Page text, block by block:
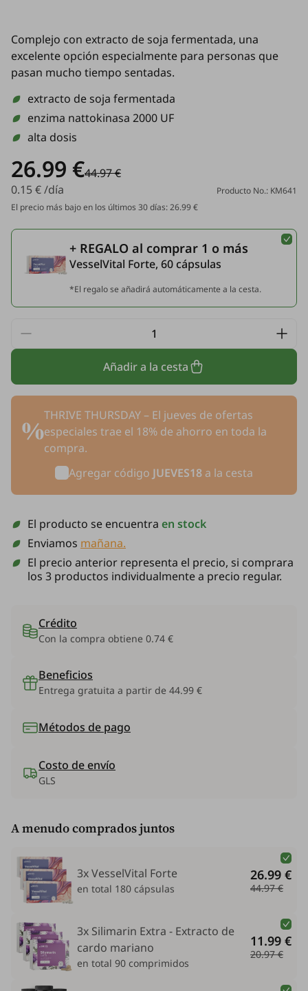
Complejo con extracto de soja fermentada, una
excelente opción especialmente para personas que
pasan mucho tiempo sentadas.
extracto de soja fermentada
enzima nattokinasa 2000 UF
alta dosis
26.99 €44.97 €
0.15 € /día
Producto No.: KM641
El precio más bajo en los últimos 30 días: 26.99 €
+ REGALO al comprar 1 o más
VesselVital Forte, 60 cápsulas
*El regalo se añadirá automáticamente a la cesta.
Añadir a la cesta
THRIVE THURSDAY – El jueves de ofertas
especiales trae el 18% de ahorro en toda la
compra.
Agregar código JUEVES18 a la cesta
El producto se encuentra en stock
Enviamos mañana.
El precio anterior representa el precio, si comprara
los 3 productos individualmente a precio regular.
Crédito
Con la compra obtiene 0.74 €
Beneficios
Entrega gratuita a partir de 44.99 €
Métodos de pago
Costo de envío
GLS
A menudo comprados juntos
3x VesselVital Forte
en total 180 cápsulas
26.99 €
44.97 €
3x Silimarin Extra - Extracto de
cardo mariano
en total 90 comprimidos
11.99 €
20.97 €